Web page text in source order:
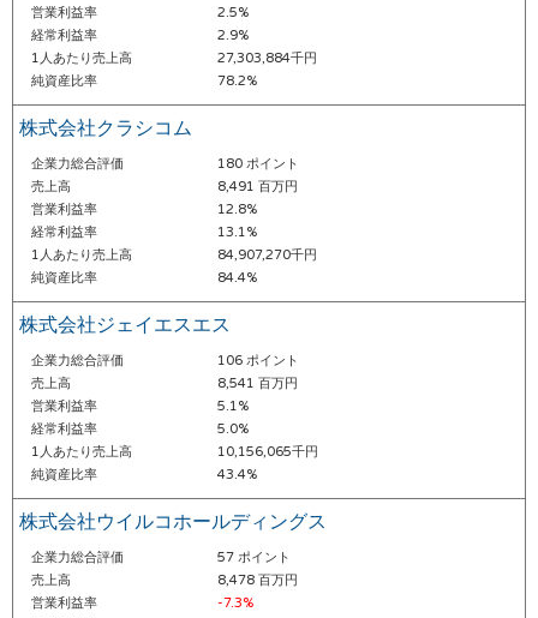
営業利益率
2.5%
経常利益率
2.9%
1人あたり売上高
27,303,884千円
純資産比率
78.2%
株式会社クラシコム
企業力総合評価
180 ポイント
売上高
8,491 百万円
営業利益率
12.8%
経常利益率
13.1%
1人あたり売上高
84,907,270千円
純資産比率
84.4%
株式会社ジェイエスエス
企業力総合評価
106 ポイント
売上高
8,541 百万円
営業利益率
5.1%
経常利益率
5.0%
1人あたり売上高
10,156,065千円
純資産比率
43.4%
株式会社ウイルコホールディングス
企業力総合評価
57 ポイント
売上高
8,478 百万円
営業利益率
-7.3%